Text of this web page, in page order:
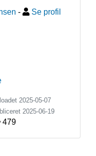
- Se profil
2025-05-07
2025-06-19
479